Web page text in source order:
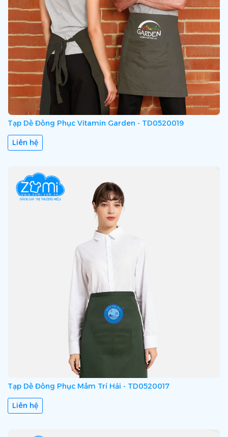
Tạp Dề Đồng Phục Vitamin Garden - TD0520019
Liên hệ
Tạp Dề Đồng Phục Mắm Trí Hải - TD0520017
Liên hệ